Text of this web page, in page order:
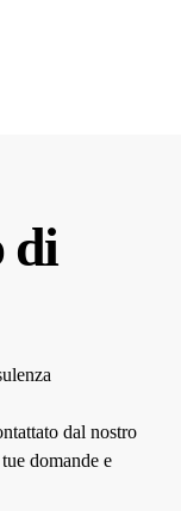
di
dal nostro
domande e